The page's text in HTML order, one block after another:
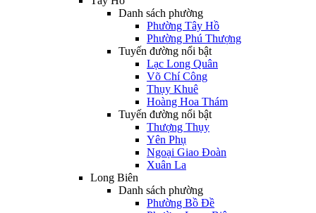
Danh sách phường
Phường Tây Hồ
Phường Phú Thượng
Tuyến đường nổi bật
Lạc Long Quân
Võ Chí Công
Thụy Khuê
Hoàng Hoa Thám
Tuyến đường nổi bật
Thượng Thụy
Yên Phụ
Ngoại Giao Đoàn
Xuân La
Long Biên
Danh sách phường
Phường Bồ Đề